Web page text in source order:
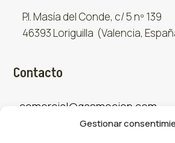
Gestionar
P.I. Masía del Conde, c/ 5 nº 139
46393 Loriguilla (Valencia,
Contacto
comercial@gasmocion.com